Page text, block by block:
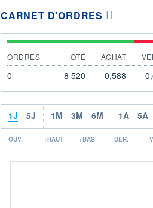
CARNET D'ORDRES
ORDRES QTÉ ACHAT
0 8 520 0,588
1J 5J 1M 3M 6M 1A 5A
OUV. +HAUT +BAS DER.